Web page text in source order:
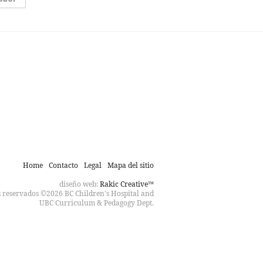
Mapa del sitio
Legal
Contacto
Home
diseño web:Rakic Creative™
reservados ©2026 BC Children's Hospital and
UBC Curriculum & Pedagogy Dept.